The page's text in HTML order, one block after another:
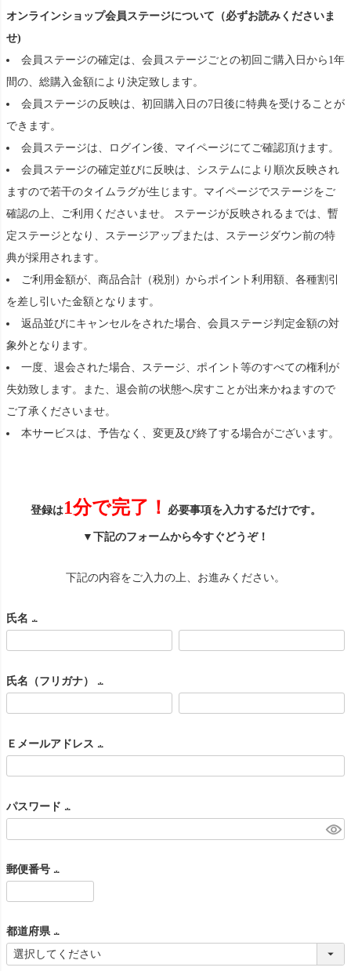
オンラインショップ会員ステージについて（必ずお読みくださいま
せ)
会員ステージの確定は、会員ステージごとの初回ご購入日から1年
間の、総購入金額により決定致します。
会員ステージの反映は、初回購入日の7日後に特典を受けることが
できます。
会員ステージは、ログイン後、マイページにてご確認頂けます。
会員ステージの確定並びに反映は、システムにより順次反映され
ますので若干のタイムラグが生じます。マイページでステージをご
確認の上、ご利用くださいませ。 ステージが反映されるまでは、暫
定ステージとなり、ステージアップまたは、ステージダウン前の特
典が採用されます。
ご利用金額が、商品合計（税別）からポイント利用額、各種割引
を差し引いた金額となります。
返品並びにキャンセルをされた場合、会員ステージ判定金額の対
象外となります。
一度、退会された場合、ステージ、ポイント等のすべての権利が
失効致します。また、退会前の状態へ戻すことが出来かねますので
ご了承くださいませ。
本サービスは、予告なく、変更及び終了する場合がございます。
登録は1分で完了！ 必要事項を入力するだけです。
▼下記のフォームから今すぐどうぞ！
下記の内容をご入力の上、お進みください。
氏名
(
須
)
氏名（フリガナ）
(
須
)
Ｅメールアドレス
(
須
)
パスワード
須
)
郵便番号
須
)
都道府県
(